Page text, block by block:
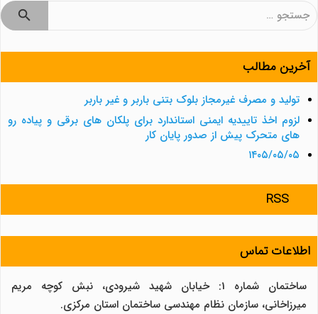
جستجو
آخرین مطالب
تولید و مصرف غیرمجاز بلوک بتنی باربر و غیر باربر
لزوم اخذ تاییدیه ایمنی استاندارد برای پلکان های برقی و پیاده رو
های متحرک پیش از صدور پایان کار
۱۴۰۵/۰۵/۰۵
RSS
اطلاعات تماس
ساختمان شماره 1: خیابان شهید شیرودی، نبش کوچه مریم
میرزاخانی، سازمان نظام مهندسی ساختمان استان مرکزی.